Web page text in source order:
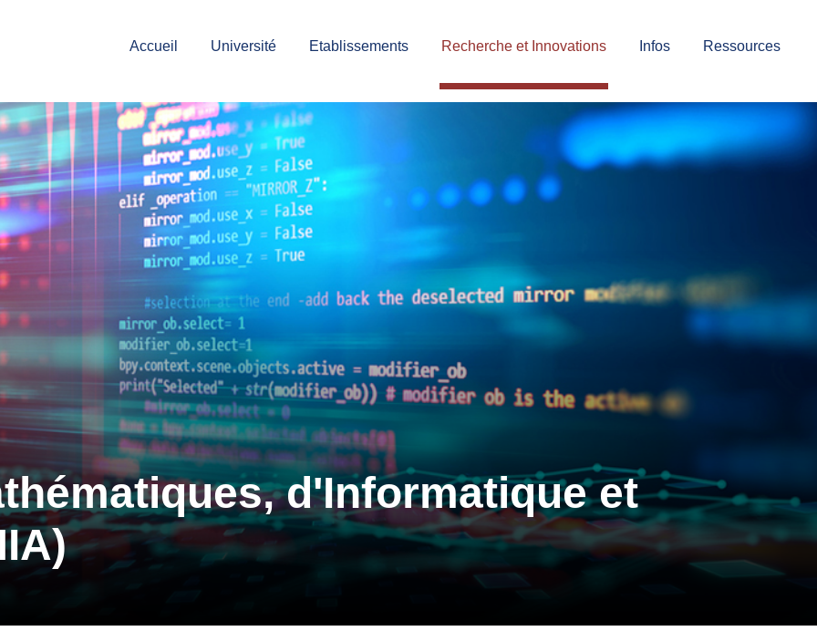
Accueil Université Etablissements Recherche et Innovations Infos Ressources
d'Informatique et